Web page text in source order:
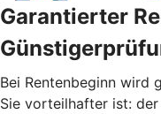
Garantierter
Bei Rentenbeginn wird
Sie vorteilhafter ist: